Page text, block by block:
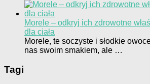
Morele – odkryj ich zdrowotne
dla ciała
Morele, te soczyste i słodkie
nas swoim smakiem, ale …
Tagi